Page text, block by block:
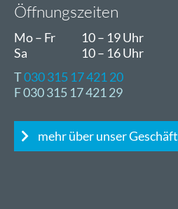
Öffnungszeiten
Mo – Fr
10 – 19 Uhr
Sa
10 – 16 Uhr
T030 315 17 421 20
F 030 315 17 421 29
mehr über unser Geschäft